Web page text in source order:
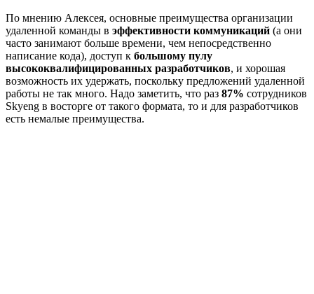
По мнению Алексея, основные преимущества организации
удаленной команды в эффективности коммуникаций (а они
часто занимают больше времени, чем непосредственно
написание кода), доступ к большому пулу
высококвалифицированных разработчиков, и хорошая
возможность их удержать, поскольку предложений удаленной
работы не так много. Надо заметить, что раз 87% сотрудников
Skyeng в восторге от такого формата, то и для разработчиков
есть немалые преимущества.